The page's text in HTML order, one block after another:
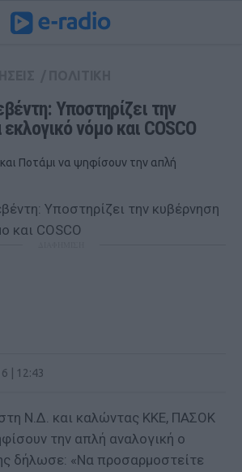
Υποστηρίζει την
νόμο και COSCO
Ποτάμι να ψηφίσουν την απλή
| 12:43
Ν.Δ. και καλώντας ΚΚΕ, ΠΑΣΟΚ
την απλή αναλογική ο
δήλωσε: «Να προσαρμοστείτε